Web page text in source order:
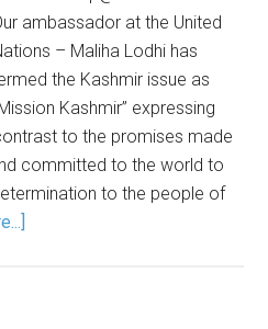
ambassador at the United
– Maliha Lodhi has
the Kashmir issue as
Kashmir” expressing
to the promises made
committed to the world to
to the people of